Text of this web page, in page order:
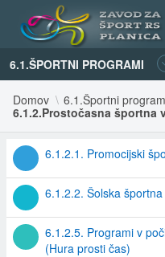
6.1.ŠPORTNI PROGRAMI
Domov
6.1.Športni
6.1.2.Prostočasna športna
6.1.2.1. Promocijski
6.1.2.2. Šolska
6.1.2.5. Programi v
(Hura prosti čas)